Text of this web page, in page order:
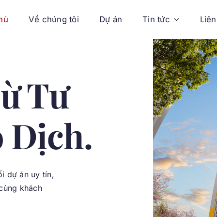
Về chúng tôi Dự án Tin tức
Tư
Dịch.
dự án uy tín,
khách